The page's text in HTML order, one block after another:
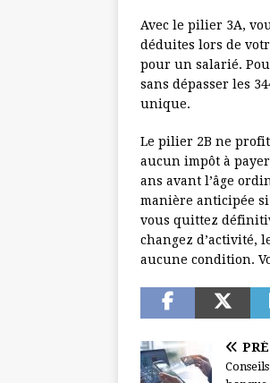
Avec le pilier 3A,
déduites lors de
pour un salarié.
sans dépasser les
unique.
Le pilier 2B ne
aucun impôt à
ans avant l’âge
manière anticipée
vous quittez
changez d’activité,
aucune condition.